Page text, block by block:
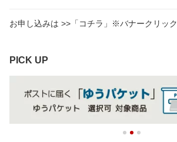
お申し込みは >>「コチラ」※バナークリック
PICK UP